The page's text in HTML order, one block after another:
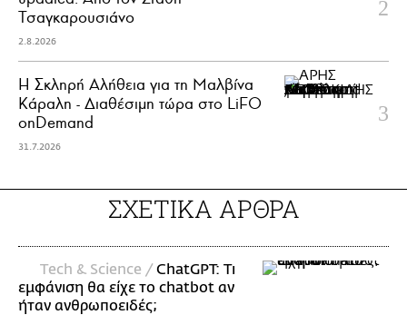
Τσαγκαρουσιάνο
2.8.2026
Η Σκληρή Αλήθεια για τη Μαλβίνα
Κάραλη - Διαθέσιμη τώρα στo LiFO
onDemand
31.7.2026
ΣΧΕΤΙΚΑ ΑΡΘΡΑ
Τech & Science /ChatGPT: Τι
εμφάνιση θα είχε το chatbot αν
ήταν ανθρωποειδές;